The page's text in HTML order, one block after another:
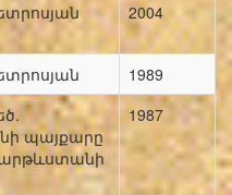
2004
1989
պայքարը
1987